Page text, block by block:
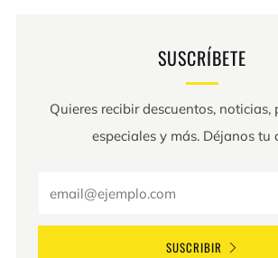
SUSCRÍBETE
Quieres recibir descuentos, noticias,
especiales y más. Déjanos tu
SUSCRIBIR